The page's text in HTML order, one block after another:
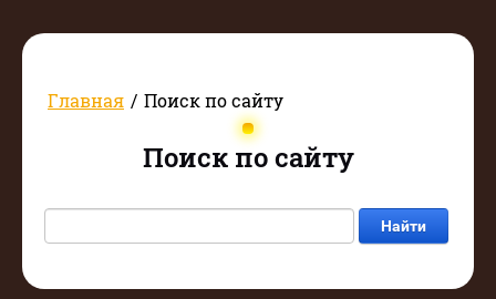
Главная / Поиск по сайту
Поиск по сайту
Найти